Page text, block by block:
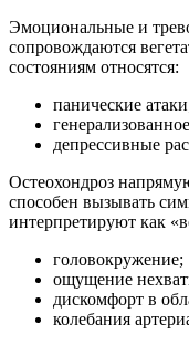
Эмоциональные и
сопровождаются
состояниям относятся:
панические
депрессивные
Остеохондроз
способен вызывать
интерпретируют как
головокружение;
ощущение
дискомфорт в
колебания